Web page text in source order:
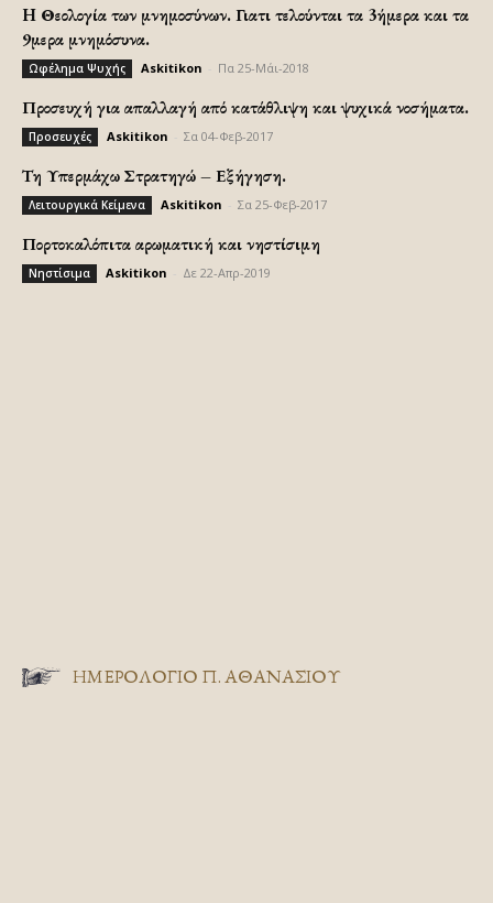
H Θεολογία των μνημοσύνων. Γιατι τελούνται τα 3ήμερα και τα
9μερα μνημόσυνα.
Ωφέλημα Ψυχής Askitikon Πα 25-Μάι-2018
Προσευχή για απαλλαγή από κατάθλιψη και ψυχικά νοσήματα.
Προσευχές Askitikon Σα 04-Φεβ-2017
Τη Υπερμάχω Στρατηγώ – Εξήγηση.
Λειτουργικά Κείμενα Askitikon Σα 25-Φεβ-2017
Πορτοκαλόπιτα αρωματική και νηστίσιμη
Νηστίσιμα Askitikon Δε 22-Απρ-2019
ΗΜΕΡΟΛΟΓΙΟ Π. ΑΘΑΝΑΣΙΟΥ